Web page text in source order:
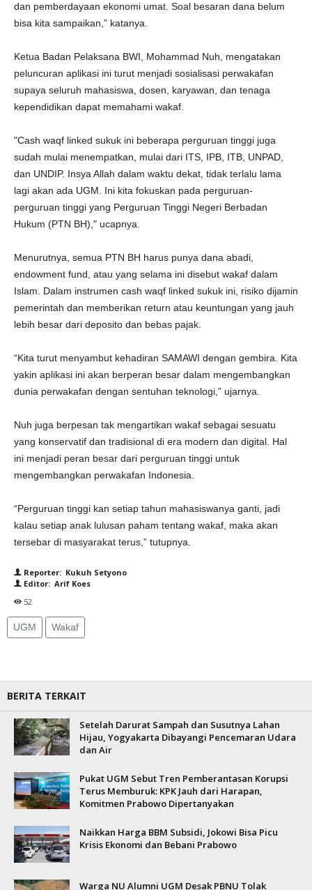
dan pemberdayaan ekonomi umat. Soal besaran dana belum
bisa kita sampaikan,” katanya.
Ketua Badan Pelaksana BWI, Mohammad Nuh, mengatakan
peluncuran aplikasi ini turut menjadi sosialisasi perwakafan
supaya seluruh mahasiswa, dosen, karyawan, dan tenaga
kependidikan dapat memahami wakaf.
"Cash waqf linked sukuk ini beberapa perguruan tinggi juga
sudah mulai menempatkan, mulai dari ITS, IPB, ITB, UNPAD,
dan UNDIP. Insya Allah dalam waktu dekat, tidak terlalu lama
lagi akan ada UGM. Ini kita fokuskan pada perguruan-
perguruan tinggi yang Perguruan Tinggi Negeri Berbadan
Hukum (PTN BH)," ucapnya.
Menurutnya, semua PTN BH harus punya dana abadi,
endowment fund, atau yang selama ini disebut wakaf dalam
Islam. Dalam instrumen cash waqf linked sukuk ini, risiko dijamin
pemerintah dan memberikan return atau keuntungan yang jauh
lebih besar dari deposito dan bebas pajak.
“Kita turut menyambut kehadiran SAMAWI dengan gembira. Kita
yakin aplikasi ini akan berperan besar dalam mengembangkan
dunia perwakafan dengan sentuhan teknologi,” ujarnya.
Nuh juga berpesan tak mengartikan wakaf sebagai sesuatu
yang konservatif dan tradisional di era modern dan digital. Hal
ini menjadi peran besar dari perguruan tinggi untuk
mengembangkan perwakafan Indonesia.
“Perguruan tinggi kan setiap tahun mahasiswanya ganti, jadi
kalau setiap anak lulusan paham tentang wakaf, maka akan
tersebar di masyarakat terus,” tutupnya.
Reporter: Kukuh Setyono
Editor: Arif Koes
52
UGM Wakaf
BERITA TERKAIT
Setelah Darurat Sampah dan Susutnya Lahan
Hijau, Yogyakarta Dibayangi Pencemaran Udara
dan Air
Pukat UGM Sebut Tren Pemberantasan Korupsi
Terus Memburuk: KPK Jauh dari Harapan,
Komitmen Prabowo Dipertanyakan
Naikkan Harga BBM Subsidi, Jokowi Bisa Picu
Krisis Ekonomi dan Bebani Prabowo
Warga NU Alumni UGM Desak PBNU Tolak